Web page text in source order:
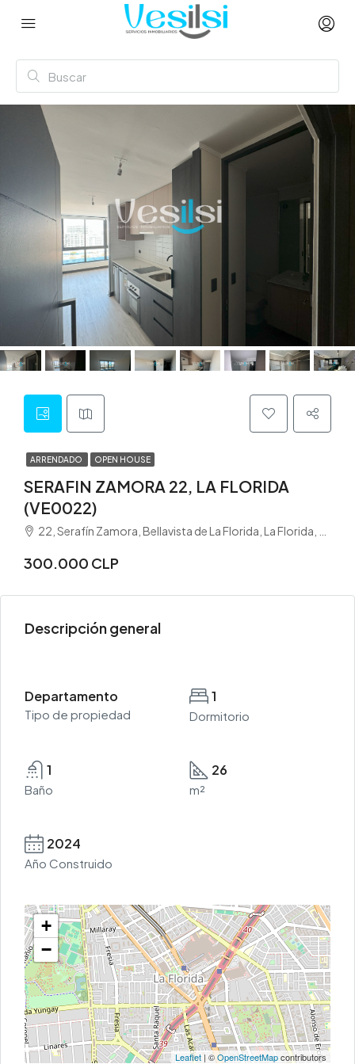
ARRENDADO OPEN HOUSE
SERAFIN ZAMORA 22, LA FLORIDA
(VE0022)
22, Serafín Zamora, Bellavista de La Florida, La Florida, Provincia de Santiago, Región Metropolitana de Santiago, 8240000, Chile
300.000 CLP
Descripción general
Departamento
Tipo de propiedad
1
Dormitorio
1
Baño
26
m²
2024
Año Construido
+
−
Leaflet | ©OpenStreetMapcontributors